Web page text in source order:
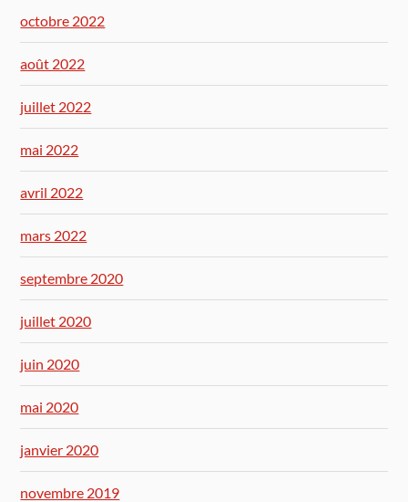
octobre 2022
août 2022
juillet 2022
mai 2022
avril 2022
mars 2022
septembre 2020
juillet 2020
juin 2020
mai 2020
janvier 2020
novembre 2019